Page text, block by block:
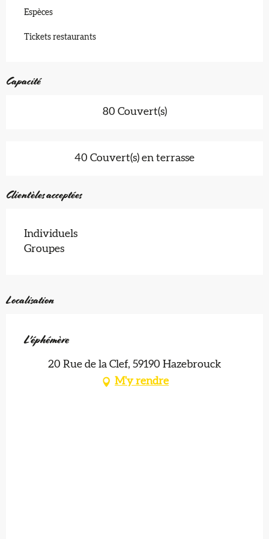
Espèces
Tickets restaurants
Capacité
80 Couvert(s)
40 Couvert(s) en terrasse
Clientèles acceptées
Individuels
Groupes
Localisation
L'éphémère
20 Rue de la Clef, 59190 Hazebrouck
M'y rendre